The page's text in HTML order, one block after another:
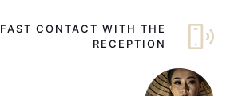
FAST CONTACT WITH THE
RECEPTION